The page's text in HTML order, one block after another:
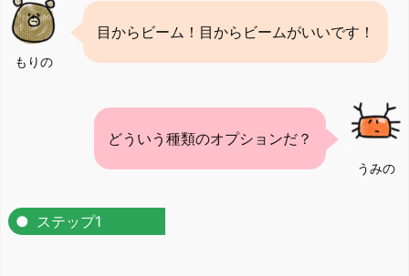
もりの
目からビーム！目からビームがいいです！
うみの
どういう種類のオプションだ？
ステップ1